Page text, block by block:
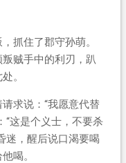
抓住了郡守孙萌。
贼手中的利刃，趴
。
求说：“我愿意代替
“这是个义士，不要杀
迷，醒后说口渴要喝
喝。